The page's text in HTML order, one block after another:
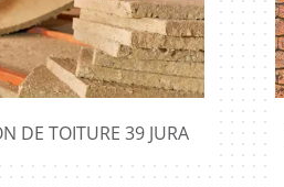
DE TOITURE 39 JURA